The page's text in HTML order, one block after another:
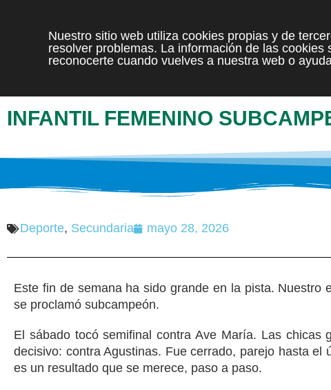
INFANTIL FEMENINO
Deporte, Secundaria mayo 28, 2026
Este fin de semana ha sido grande en la pista.
se proclamó subcampeón.
El sábado tocó semifinal contra Ave María. Las
decisivo: contra Agustinas. Fue cerrado, parejo hasta
es un resultado que se merece, paso a paso.
Nuestro sitio web utiliza cookies propias y de
resolver problemas. La información de las
reconocerte cuando vuelves a nuestra web o